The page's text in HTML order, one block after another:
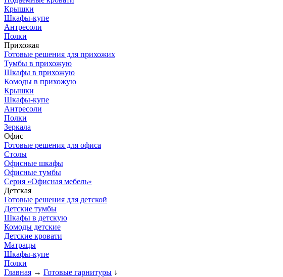
Крышки
Шкафы-купе
Антресоли
Полки
Прихожая
Готовые решения для прихожих
Тумбы в прихожую
Шкафы в прихожую
Комоды в прихожую
Крышки
Шкафы-купе
Антресоли
Полки
Зеркала
Офис
Готовые решения для офиса
Столы
Офисные шкафы
Офисные тумбы
Серия «Офисная мебель»
Детская
Готовые решения для детской
Детские тумбы
Шкафы в детскую
Комоды детские
Детские кровати
Матрацы
Шкафы-купе
Полки
Главная → Готовые гарнитуры ↓